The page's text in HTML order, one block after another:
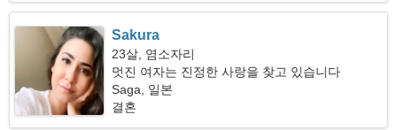
Sakura
23살, 염소자리
멋진 여자는 진정한 사랑을 찾고 있습니다
Saga, 일본
결혼